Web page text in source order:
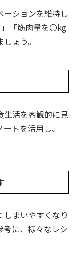
ーションを維持し
「筋肉量を〇kg
ょう。
生活を客観的に見
トを活用し、
しまいやすくなり
考に、様々なレシ